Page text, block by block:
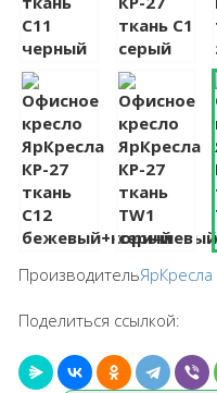
ПроизводительЯрКресла
Поделиться ссылкой: